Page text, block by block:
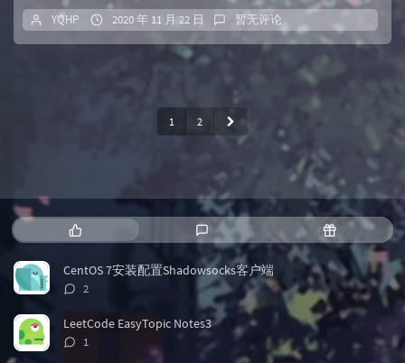
时加上--...
YQHP 2020 年 11 月 22 日 暂无评论
1 2
热
门
文
章
最
新
评
论
随
机
文
章
CentOS 7安装配置Shadowsocks客户端
评
数：
2
LeetCode EasyTopic Notes3
评1